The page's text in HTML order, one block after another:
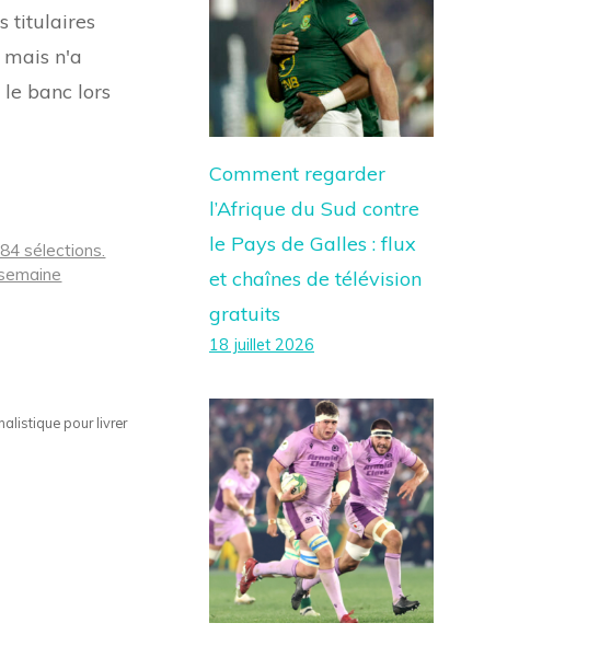
titulaires
n'a
banc lors
sélections.
pour livrer
Comment regarder
l’Afrique du Sud contre
le Pays de Galles : flux
et chaînes de télévision
gratuits
18 juillet 2026